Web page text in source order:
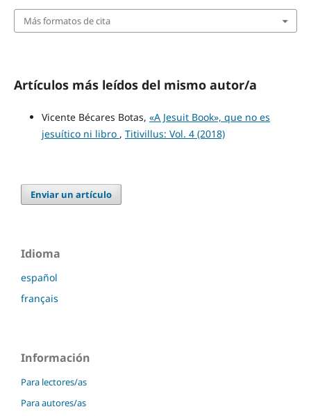
Más formatos de cita
Artículos más leídos del mismo autor/a
Vicente Bécares Botas, «A Jesuit Book», que no es
jesuítico ni libro , Titivillus: Vol. 4 (2018)
Enviar un artículo
Idioma
español
français
Información
Para lectores/as
Para autores/as